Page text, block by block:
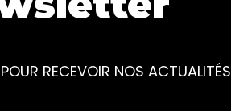
RECEVOIR NOS ACTUALITÉS